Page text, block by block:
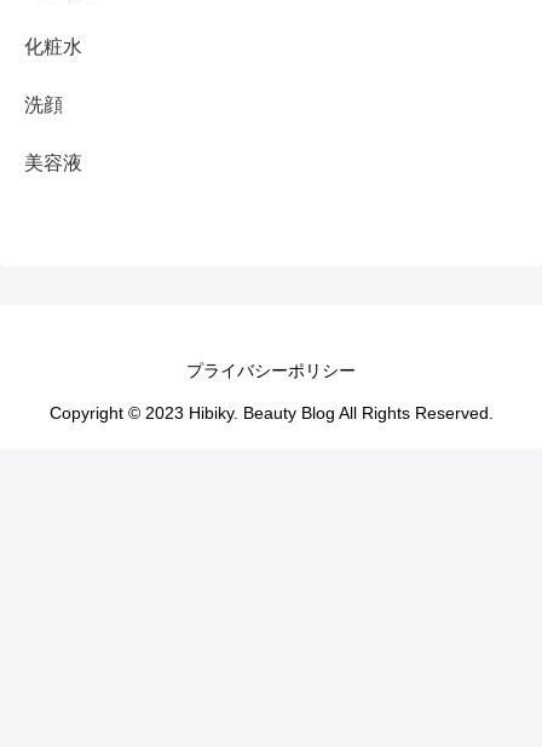
化粧水
洗顔
美容液
プライバシーポリシー
Copyright © 2023 Hibiky. Beauty Blog All Rights Reserved.